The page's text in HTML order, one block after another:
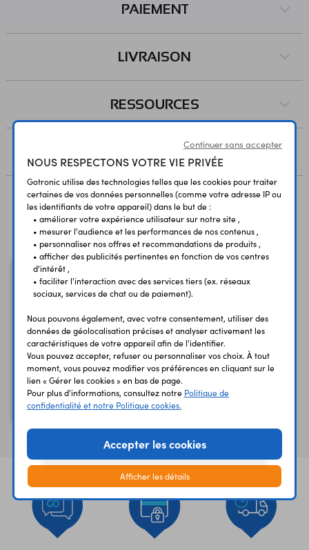
PAIEMENT
LIVRAISON
RESSOURCES
Vous avez déja consulté
Condensateur de
démarrage 4µF/450V
Continuer sans accepter
NOUS RESPECTONS VOTRE VIE PRIVÉE
Gotronic utilise des technologies telles que les cookies pour traiter
certaines de vos données personnelles (comme votre adresse IP ou
les identifiants de votre appareil) dans le but de :
• améliorer votre expérience utilisateur sur notre site ,
• mesurer l'audience et les performances de nos contenus ,
• personnaliser nos offres et recommandations de produits ,
• afficher des publicités pertinentes en fonction de vos centres
d'intérêt ,
• faciliter l'interaction avec des services tiers (ex. réseaux
sociaux, services de chat ou de paiement).
Nous pouvons également, avec votre consentement, utiliser des
données de géolocalisation précises et analyser activement les
caractéristiques de votre appareil afin de l'identifier.
Vous pouvez accepter, refuser ou personnaliser vos choix. À tout
moment, vous pouvez modifier vos préférences en cliquant sur le
lien « Gérer les cookies » en bas de page.
Pour plus d'informations, consultez notre Politique de
confidentialité et notre Politique cookies.
Accepter les cookies
Afficher les détails